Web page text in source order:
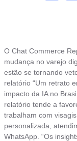
O Chat Commerce
mudança no varejo
estão se tornando
relatório “Um retrato
impacto da IA no
relatório tende a
trabalham com
personalizada,
WhatsApp. “Os